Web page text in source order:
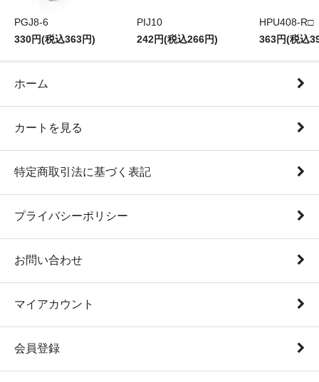
PGJ8-6
330円(税込363円)
PIJ10
242円(税込266円)
HPU408-R□
363円(税込
ホーム
カートを見る
特定商取引法に基づく表記
プライバシーポリシー
お問い合わせ
マイアカウント
会員登録